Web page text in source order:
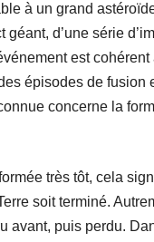
à un grand
d’une série
est cohérent
épisodes de fusion
concerne la
très tôt, cela
soit terminé.
avant, puis perdu.